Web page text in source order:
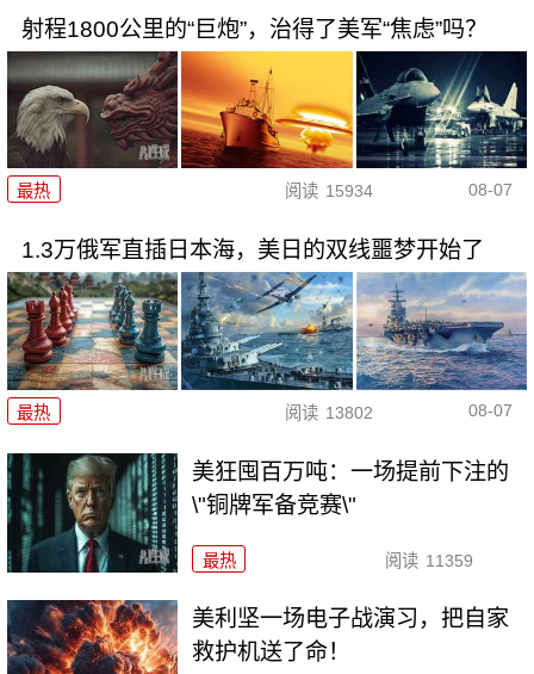
射程1800公里的“巨炮”，治得了美军“焦虑”吗？
最热 阅读 15934 08-07
1.3万俄军直插日本海，美日的双线噩梦开始了
最热 阅读 13802 08-07
美狂囤百万吨：一场提前下注的
\"铜牌军备竞赛\"
最热 阅读 11359
美利坚一场电子战演习，把自家
救护机送了命！